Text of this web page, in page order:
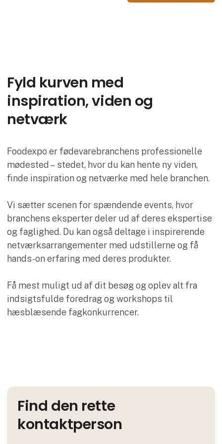
Fyld kurven med
inspiration, viden og
netværk
Foodexpo er fødevarebranchens professionelle
mødested – stedet, hvor du kan hente ny viden,
finde inspiration og netværke med hele branchen.
Vi sætter scenen for spændende events, hvor
branchens eksperter deler ud af deres ekspertise
og faglighed. Du kan også deltage i inspirerende
netværksarrangementer med udstillerne og få
hands-on erfaring med deres produkter.
Få mest muligt ud af dit besøg og oplev alt fra
indsigtsfulde foredrag og workshops til
hæsblæsende fagkonkurrencer.
Find den rette
kontaktperson